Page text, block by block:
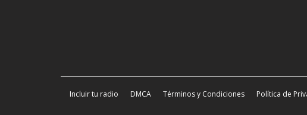
Incluir tu radio DMCA Términos y Condiciones Política de